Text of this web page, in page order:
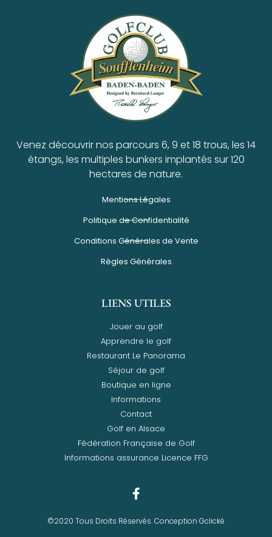
Venez découvrir nos parcours 6, 9 et 18 trous, les 14
étangs, les multiples bunkers implantés sur 120
hectares de nature.
Mentions Légales
Politique de Confidentialité
Conditions Générales de Vente
Règles Générales
LIENS UTILES
Jouer au golf
Apprendre le golf
Restaurant Le Panorama
Séjour de golf
Boutique en ligne
Informations
Contact
Golf en Alsace
Fédération Française de Golf
Informations assurance Licence FFG
©2020 Tous Droits Réservés. Conception Gclické